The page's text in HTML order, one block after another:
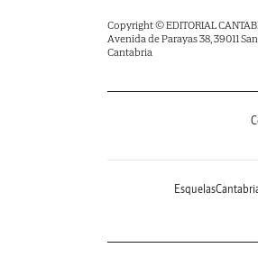
Copyright © EDITORIAL
Avenida de Parayas 38, 39011
Cantabria
Esquelas